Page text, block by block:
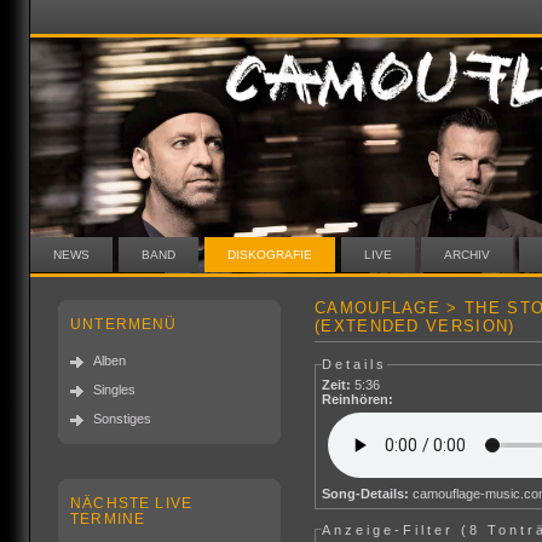
NEWS BAND DISKOGRAFIE LIVE ARCHIV
UNTERMENÜ
Alben
Singles
Sonstiges
NÄCHSTE LIVE
TERMINE
CAMOUFLAGE > THE
(EXTENDED VERSION)
Details
Zeit: 5:36
Reinhören:
Song-Details: camouflage-
Anzeige-Filter (8